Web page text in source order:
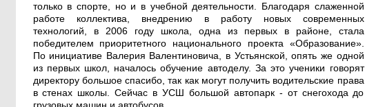
только в спорте, но и в учебной деятельности. Благодаря слаженной
работе коллектива, внедрению в работу новых современных
технологий, в 2006 году школа, одна из первых в районе, стала
победителем приоритетного национального проекта «Образование».
По инициативе Валерия Валентиновича, в Устьянской, опять же одной
из первых школ, началось обучение автоделу. За это ученики говорят
директору большое спасибо, так как могут получить водительские права
в стенах школы. Сейчас в УСШ большой автопарк - от снегохода до